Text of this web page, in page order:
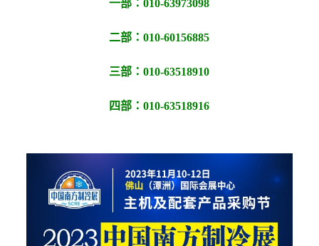
一部：010-63973098
二部：010-60156885
三部：010-63518910
四部：010-63518916